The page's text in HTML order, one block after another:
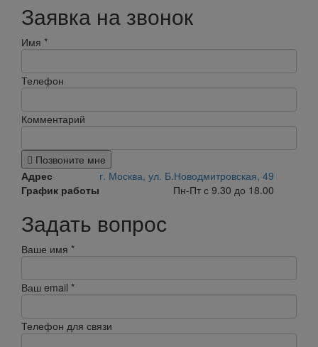
Заявка на звонок
Имя *
Телефон
Комментарий
Позвоните мне
Адрес
г. Москва, ул. Б.Новодмитровская, 49
График работы
Пн-Пт с 9.30 до 18.00
Задать вопрос
Ваше имя *
Ваш email *
Телефон для связи